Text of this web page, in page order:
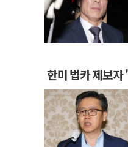
한미 법카 제보